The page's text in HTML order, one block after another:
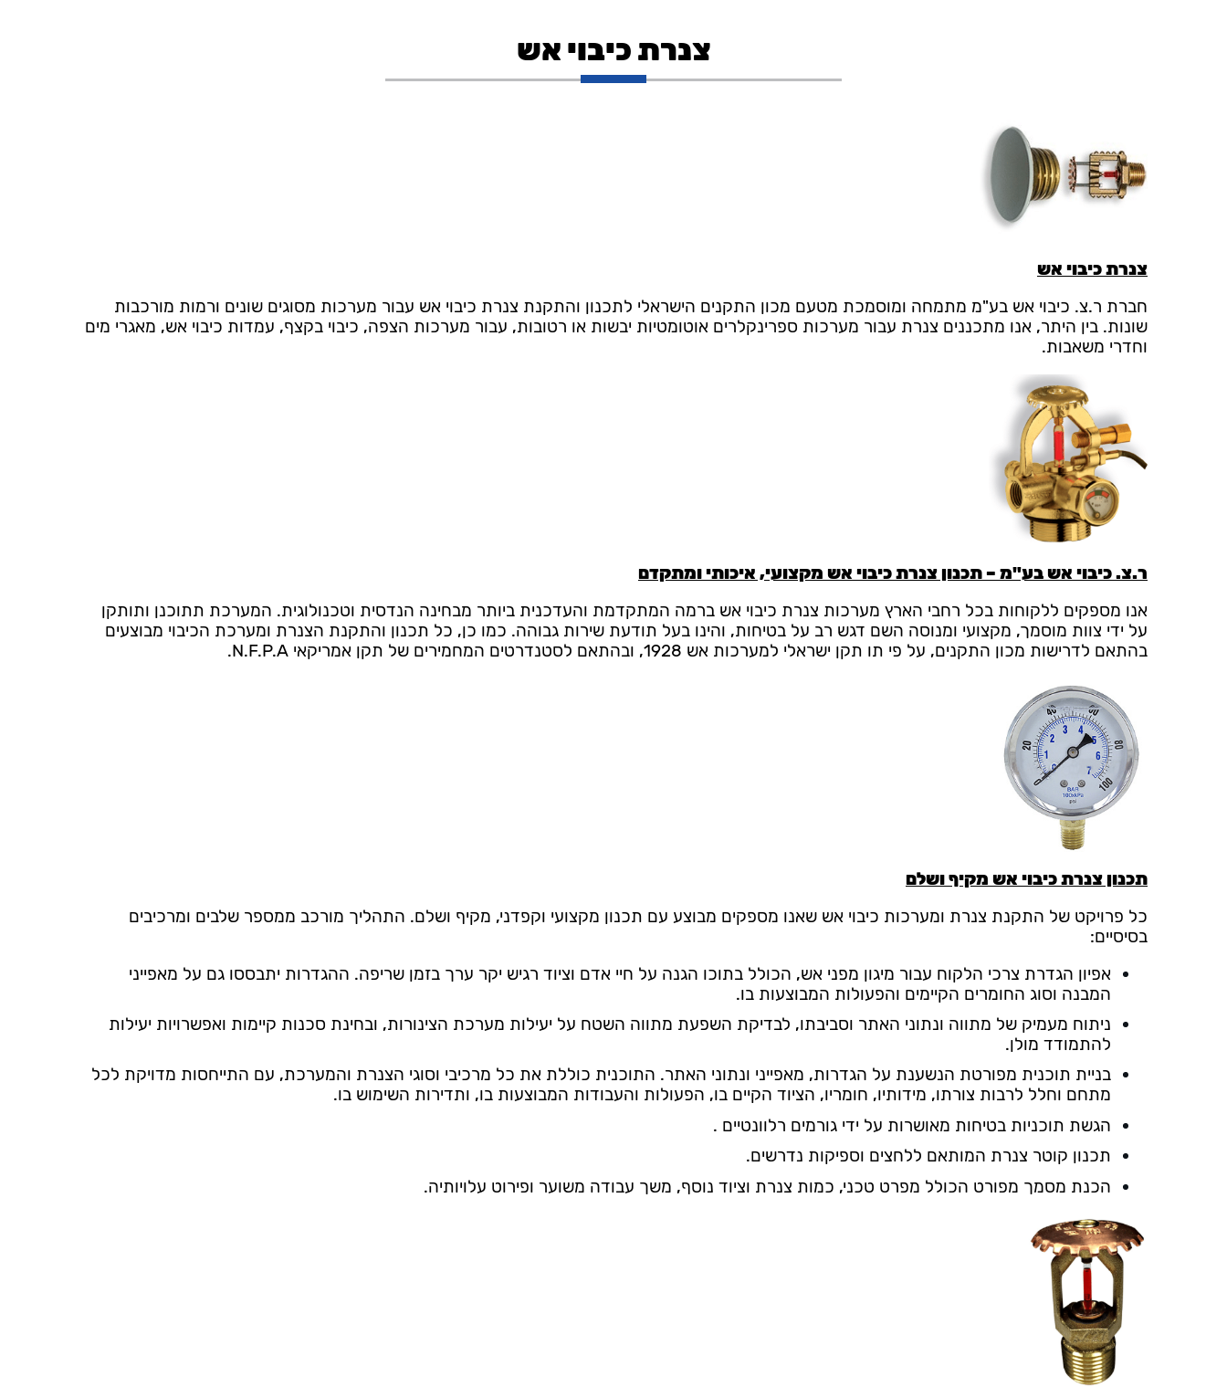
צנרת כיבוי אש
צנרת כיבוי אש
חברת ר.צ. כיבוי אש בע"מ מתמחה ומוסמכת מטעם מכון התקנים הישראלי לתכנון והתקנת צנרת כיבוי אש עבור מערכות מסוגים שונים ורמות מורכבות
שונות. בין היתר, אנו מתכננים צנרת עבור מערכות ספרינקלרים אוטומטיות יבשות או רטובות, עבור מערכות הצפה, כיבוי בקצף, עמדות כיבוי אש, מאגרי מים
וחדרי משאבות.
ר.צ. כיבוי אש בע"מ – תכנון צנרת כיבוי אש מקצועי, איכותי ומתקדם
אנו מספקים ללקוחות בכל רחבי הארץ מערכות צנרת כיבוי אש ברמה המתקדמת והעדכנית ביותר מבחינה הנדסית וטכנולוגית. המערכת תתוכנן ותותקן
על ידי צוות מוסמך, מקצועי ומנוסה השם דגש רב על בטיחות, והינו בעל תודעת שירות גבוהה. כמו כן, כל תכנון והתקנת הצנרת ומערכת הכיבוי מבוצעים
בהתאם לדרישות מכון התקנים, על פי תו תקן ישראלי למערכות אש 1928, ובהתאם לסטנדרטים המחמירים של תקן אמריקאי N.F.P.A.
תכנון צנרת כיבוי אש מקיף ושלם
כל פרויקט של התקנת צנרת ומערכות כיבוי אש שאנו מספקים מבוצע עם תכנון מקצועי וקפדני, מקיף ושלם. התהליך מורכב ממספר שלבים ומרכיבים
בסיסיים:
אפיון הגדרת צרכי הלקוח עבור מיגון מפני אש, הכולל בתוכו הגנה על חיי אדם וציוד רגיש יקר ערך בזמן שריפה. ההגדרות יתבססו גם על מאפייני
המבנה וסוג החומרים הקיימים והפעולות המבוצעות בו.
ניתוח מעמיק של מתווה ונתוני האתר וסביבתו, לבדיקת השפעת מתווה השטח על יעילות מערכת הצינורות, ובחינת סכנות קיימות ואפשרויות יעילות
להתמודד מולן.
בניית תוכנית מפורטת הנשענת על הגדרות, מאפייני ונתוני האתר. התוכנית כוללת את כל מרכיבי וסוגי הצנרת והמערכת, עם התייחסות מדויקת לכל
מתחם וחלל לרבות צורתו, מידותיו, חומריו, הציוד הקיים בו, הפעולות והעבודות המבוצעות בו, ותדירות השימוש בו.
הגשת תוכניות בטיחות מאושרות על ידי גורמים רלוונטיים .
תכנון קוטר צנרת המותאם ללחצים וספיקות נדרשים.
הכנת מסמך מפורט הכולל מפרט טכני, כמות צנרת וציוד נוסף, משך עבודה משוער ופירוט עלויותיה.